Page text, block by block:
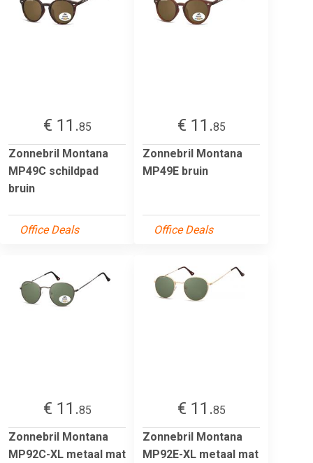
€ 11.85
Zonnebril Montana
MP49C schildpad
bruin
Office Deals
€ 11.85
Zonnebril Montana
MP49E bruin
Office Deals
€ 11.85
Zonnebril Montana
MP92C-XL metaal mat
€ 11.85
Zonnebril Montana
MP92E-XL metaal mat